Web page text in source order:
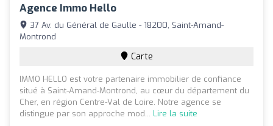
Agence Immo Hello
37 Av. du Général de Gaulle - 18200, Saint-Amand-
Montrond
Carte
IMMO HELLO est votre partenaire immobilier de confiance
situé à Saint-Amand-Montrond, au cœur du département du
Cher, en région Centre-Val de Loire. Notre agence se
distingue par son approche mod... Lire la suite